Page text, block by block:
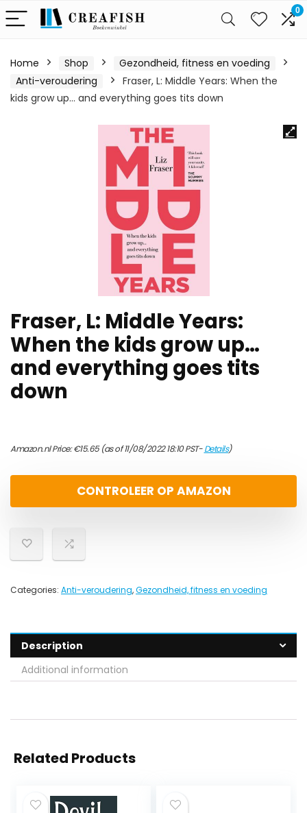
0
Home Shop
Gezondheid, fitness en voeding
Anti-veroudering
Fraser, L: Middle Years: When the
kids grow up… and everything goes tits down
Fraser, L: Middle Years:
When the kids grow up…
and everything goes tits
down
Amazon.nl Price:€15.65(as of 11/08/2022 18:10 PST-Details)
CONTROLEER OP AMAZON
Categories: Anti-veroudering,Gezondheid, fitness en voeding
Description
Additional information
Related Products